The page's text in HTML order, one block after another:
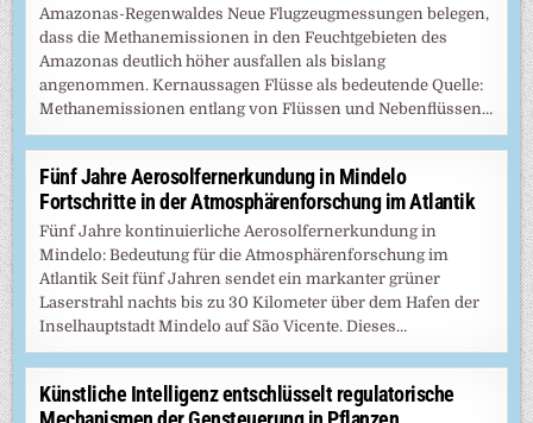
Amazonas-Regenwaldes Neue Flugzeugmessungen belegen,
dass die Methanemissionen in den Feuchtgebieten des
Amazonas deutlich höher ausfallen als bislang
angenommen. Kernaussagen Flüsse als bedeutende Quelle:
Methanemissionen entlang von Flüssen und Nebenflüssen…
Fünf Jahre Aerosolfernerkundung in Mindelo
Fortschritte in der Atmosphärenforschung im Atlantik
Fünf Jahre kontinuierliche Aerosolfernerkundung in
Mindelo: Bedeutung für die Atmosphärenforschung im
Atlantik Seit fünf Jahren sendet ein markanter grüner
Laserstrahl nachts bis zu 30 Kilometer über dem Hafen der
Inselhauptstadt Mindelo auf São Vicente. Dieses…
Künstliche Intelligenz entschlüsselt regulatorische